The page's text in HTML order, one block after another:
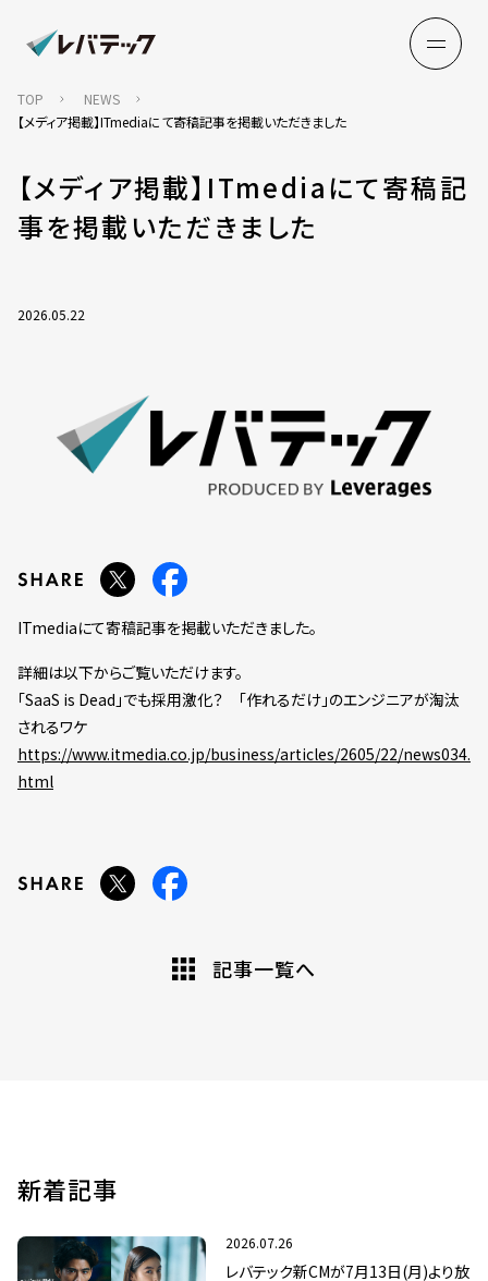
TOP
NEWS
【メディア掲載】ITmediaにて寄稿記事を掲載いただきました
【メディア掲載】ITmediaにて寄稿記
事を掲載いただきました
2026.05.22
ITmediaにて寄稿記事を掲載いただきました。
詳細は以下からご覧いただけます。
「SaaS is Dead」でも採用激化？ 「作れるだけ」のエンジニアが淘汰
されるワケ
https://www.itmedia.co.jp/business/articles/2605/22/news034.
html
記事一覧へ
新着記事
2026.07.26
レバテック新CMが7月13日(月)より放